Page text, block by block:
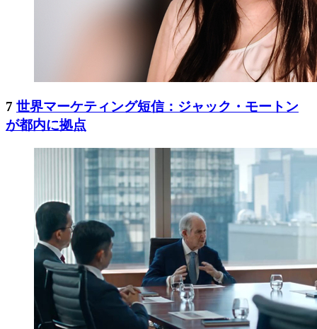
7 世界マーケティング短信：ジャック・モートン
が都内に拠点